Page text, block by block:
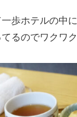
歩ホテルの中
るのでワクワ